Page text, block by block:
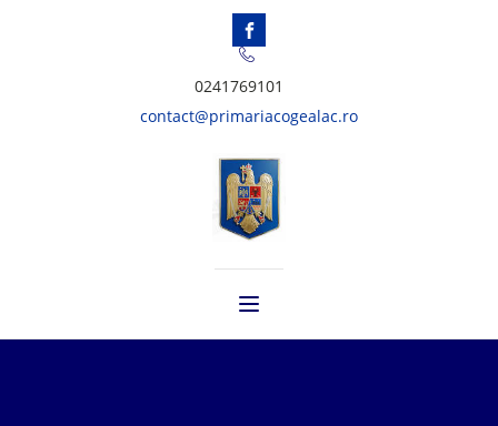
0241769101
contact@primariacogealac.ro